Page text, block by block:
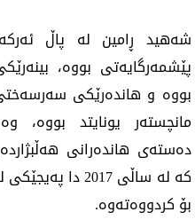
شەهید ڕامین لە پاڵ
پێشمەرگایەتی بووە،
بووە و هاندەرێکی
مانچستەر یونایتد بووە،
دەستەی هاندەرانی
کە لە ساڵی 2017
بۆ کردووەتەوە.